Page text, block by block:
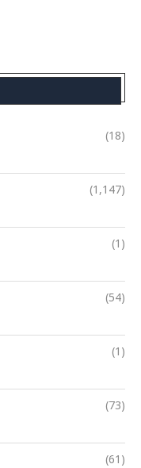
(18)
(1,147)
(1)
(54)
(1)
(73)
(61)